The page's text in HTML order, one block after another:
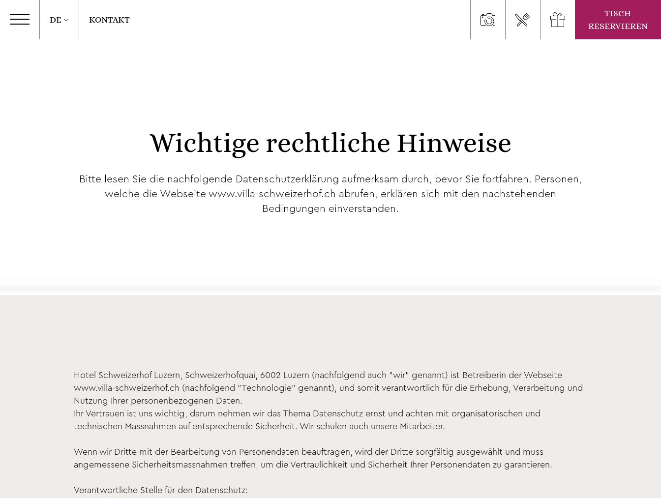
DE KONTAKT
TISCH
RESERVIEREN
Wichtige rechtliche Hinweise
Bitte lesen Sie die nachfolgende Datenschutzerklärung aufmerksam durch, bevor Sie fortfahren. Personen,
welche die Webseite www.villa-schweizerhof.ch abrufen, erklären sich mit den nachstehenden
Bedingungen einverstanden.
Hotel Schweizerhof Luzern, Schweizerhofquai, 6002 Luzern (nachfolgend auch "wir" genannt) ist Betreiberin der Webseite
www.villa-schweizerhof.ch (nachfolgend "Technologie" genannt), und somit verantwortlich für die Erhebung, Verarbeitung und
Nutzung Ihrer personenbezogenen Daten.
Ihr Vertrauen ist uns wichtig, darum nehmen wir das Thema Datenschutz ernst und achten mit organisatorischen und
technischen Massnahmen auf entsprechende Sicherheit. Wir schulen auch unsere Mitarbeiter.
Wenn wir Dritte mit der Bearbeitung von Personendaten beauftragen, wird der Dritte sorgfältig ausgewählt und muss
angemessene Sicherheitsmassnahmen treffen, um die Vertraulichkeit und Sicherheit Ihrer Personendaten zu garantieren.
Verantwortliche Stelle für den Datenschutz: